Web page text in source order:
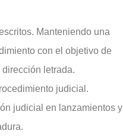
Manteniendo una
con el objetivo de
letrada.
judicial.
judicial en lanzamientos y